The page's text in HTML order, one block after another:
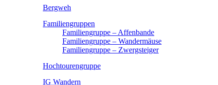
Bergweh
Familiengruppen
Familiengruppe – Affenbande
Familiengruppe – Wandermäuse
Familiengruppe – Zwergsteiger
Hochtourengruppe
IG Wandern